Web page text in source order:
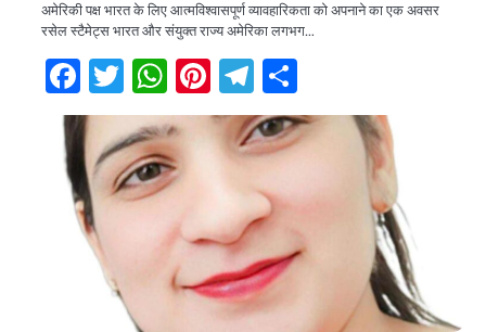
अमेरिकी पक्ष भारत के लिए आत्मविश्वासपूर्ण व्यावहारिकता को अपनाने का एक अवसर
रसेल स्टैमेट्स भारत और संयुक्त राज्य अमेरिका लगभग…
Facebook
Twitter
WhatsApp
Pinterest
Telegram